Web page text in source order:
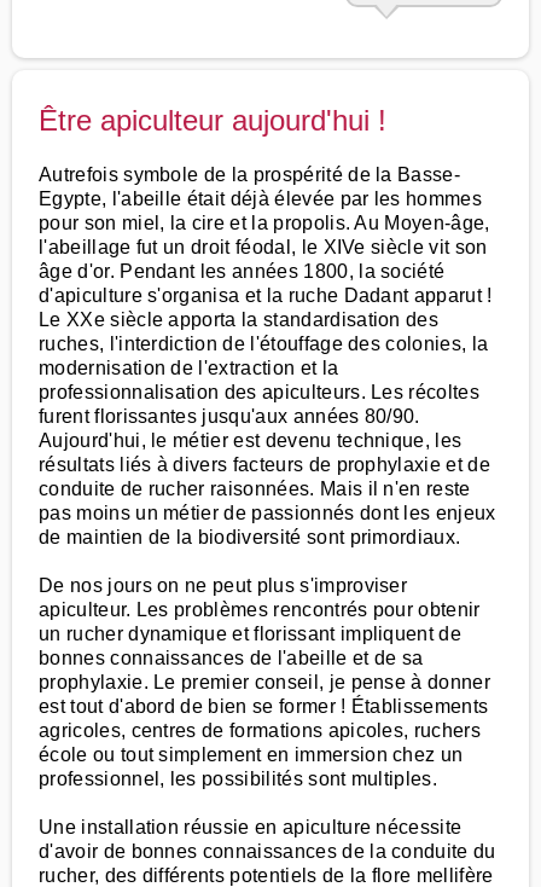
Être apiculteur aujourd'hui !
Autrefois symbole de la prospérité de la Basse-
Egypte, l'abeille était déjà élevée par les hommes
pour son miel, la cire et la propolis. Au Moyen-âge,
l'abeillage fut un droit féodal, le XIVe siècle vit son
âge d'or. Pendant les années 1800, la société
d'apiculture s'organisa et la ruche Dadant apparut !
Le XXe siècle apporta la standardisation des
ruches, l'interdiction de l'étouffage des colonies, la
modernisation de l'extraction et la
professionnalisation des apiculteurs. Les récoltes
furent florissantes jusqu'aux années 80/90.
Aujourd'hui, le métier est devenu technique, les
résultats liés à divers facteurs de prophylaxie et de
conduite de rucher raisonnées. Mais il n'en reste
pas moins un métier de passionnés dont les enjeux
de maintien de la biodiversité sont primordiaux.
De nos jours on ne peut plus s'improviser
apiculteur. Les problèmes rencontrés pour obtenir
un rucher dynamique et florissant impliquent de
bonnes connaissances de l'abeille et de sa
prophylaxie. Le premier conseil, je pense à donner
est tout d'abord de bien se former ! Établissements
agricoles, centres de formations apicoles, ruchers
école ou tout simplement en immersion chez un
professionnel, les possibilités sont multiples.
Une installation réussie en apiculture nécessite
d'avoir de bonnes connaissances de la conduite du
rucher, des différents potentiels de la flore mellifère